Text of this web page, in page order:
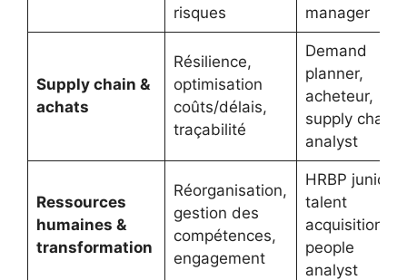
risques
manager
Supply chain &
achats
Résilience,
optimisation
coûts/délais,
traçabilité
Demand
planner,
acheteur,
supply chain
analyst
Ressources
humaines &
transformation
Réorganisation,
gestion des
compétences,
engagement
HRBP junior,
talent
acquisition,
people
analyst